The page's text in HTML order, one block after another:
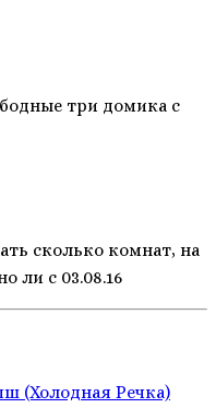
три домика с
сколько комнат, на
ли с 03.08.16
(Холодная Речка)